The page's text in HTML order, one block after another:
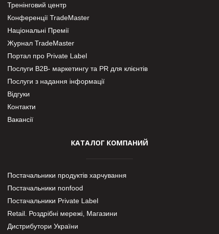
Тренінговий центр
Конференції TradeMaster
Національні Премії
Журнал TradeMaster
Портал про Private Label
Послуги В2В- маркетингу та PR для клієнтів
Послуги з надання інформації
Відгуки
Контакти
Вакансії
КАТАЛОГ КОМПАНИЙ
Постачальники продуктів харчування
Постачальники nonfood
Постачальники Private Label
Retail. Роздрібні мережі, Магазини
Дистрибутори України